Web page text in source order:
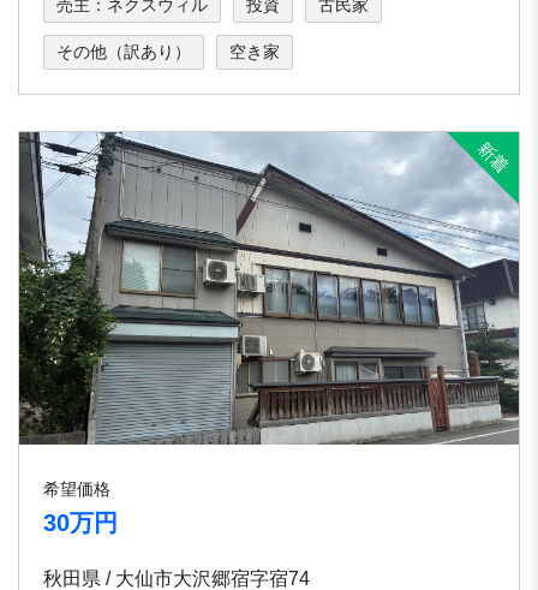
売主：ネクスウィル 投資 古民家
その他（訳あり） 空き家
希望価格
30万円
秋田県 / 大仙市大沢郷宿字宿74